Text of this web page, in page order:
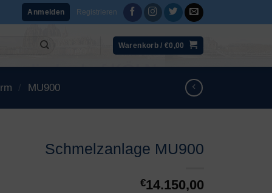
Anmelden Registrieren
Warenkorb /€0,00
/ MU900
Schmelzanlage MU900
€14.150,00